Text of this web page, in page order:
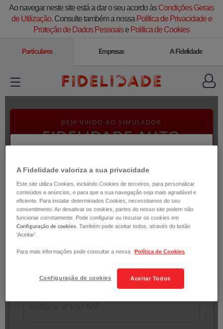
Ao navegar neste site está a dar o seu acordo àsCondições Gerais
de Utilização.Consulte também a nossa Política de Privacidade e
Proteção de Dados Pessoaise Política de Cookies
Particulares Empresas A Fidelidade
A Fidelidade valoriza a sua privacidade
Este site utiliza Cookies, incluindo Cookies de terceiros, para personalizar
conteúdos e anúncios, e para que a sua navegação seja mais agradável e
eficiente. Para instalar determinados Cookies, necessitamos do seu
consentimento. Ao desativar os cookies, partes do nosso site podem não
funcionar corretamente. Pode configurar ou recusar os cookies em
Configuração de cookies . Também pode aceitar todos, através do botão
'Aceitar'.
Para mais informações pode consultar a nossa Política de Cookies
Aceitar Todos
Configuração de cookies